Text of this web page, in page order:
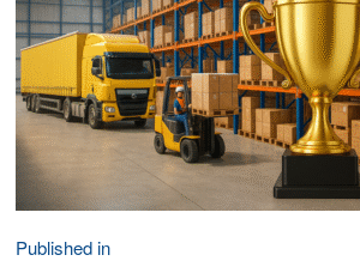
Điều
Published in